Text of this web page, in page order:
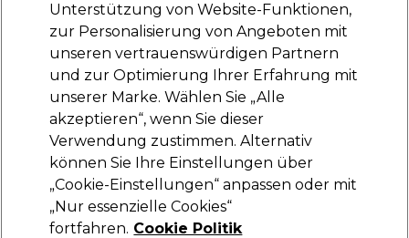
Marken Deals Haare Elektrogeräte Saloneinrichtung
Lieferung und Lieferzeiten
– mehr erfahren
Haare Haarstyling Haarspray und Schaumfestiger
Haarspray und Schaumfestiger
Filters
Unterstützung von Website-Funktionen,
zur Personalisierung von Angeboten mit
unseren vertrauenswürdigen Partnern
und zur Optimierung Ihrer Erfahrung mit
unserer Marke. Wählen Sie „Alle
akzeptieren“, wenn Sie dieser
Verwendung zustimmen. Alternativ
können Sie Ihre Einstellungen über
„Cookie-Einstellungen“ anpassen oder mit
„Nur essenzielle Cookies“
fortfahren. Cookie Politik